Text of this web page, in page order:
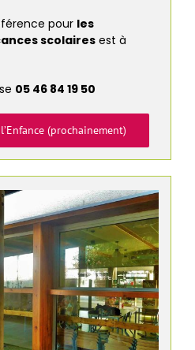
pour les
scolaires est à
05 46 84 19 50
(prochainement)